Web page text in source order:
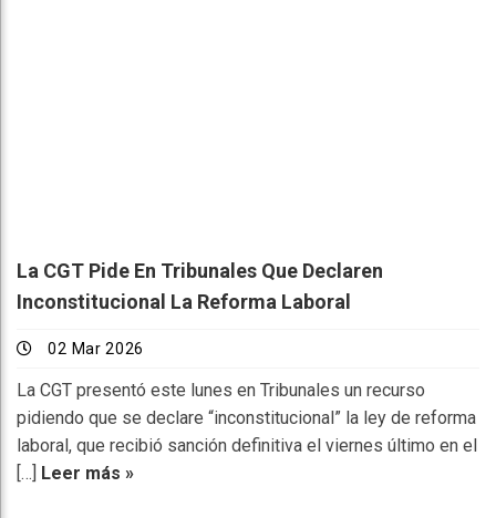
La CGT Pide En Tribunales Que Declaren
Inconstitucional La Reforma Laboral
02 Mar 2026
La CGT presentó este lunes en Tribunales un recurso
pidiendo que se declare “inconstitucional” la ley de reforma
laboral, que recibió sanción definitiva el viernes último en el
[…] Leer más »